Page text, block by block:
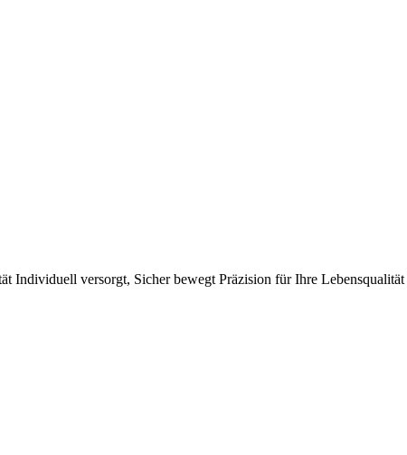
Individuell versorgt, Sicher bewegt Präzision für Ihre Lebensqualität